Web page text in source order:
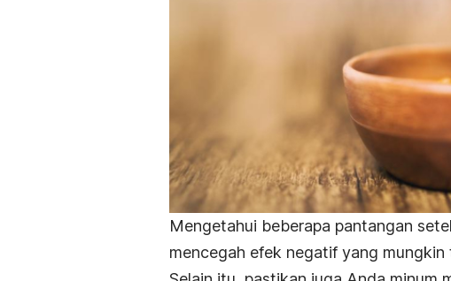
Mengetahui beberapa pantangan
mencegah efek negatif yang mungkin